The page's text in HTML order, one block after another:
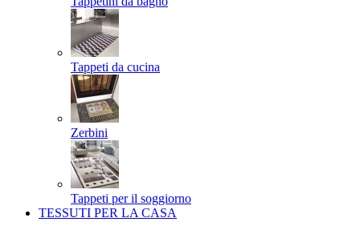
Tappeti da cucina
Zerbini
Tappeti per il soggiorno
TESSUTI PER LA CASA